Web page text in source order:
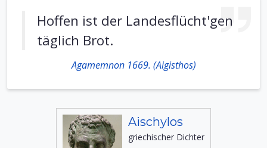
Hoffen ist der Landesflücht'gen
täglich Brot.
Agamemnon 1669. (Aigisthos)
Aischylos
griechischer Dichter